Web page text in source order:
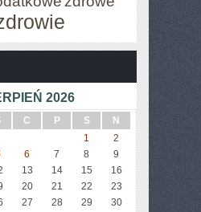
2026
C P S
N
1
2
6 7 8
9
13 14 15
16
20 21 22
23
27 28 29
30